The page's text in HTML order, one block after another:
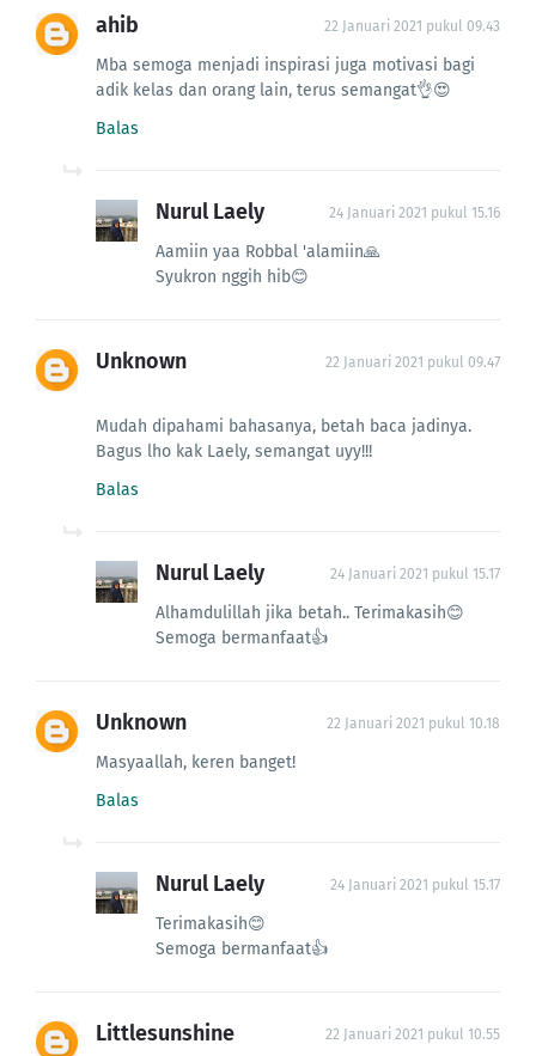
ahib 22 Januari 2021 pukul 09.43
Mba semoga menjadi inspirasi juga motivasi bagi
adik kelas dan orang lain, terus semangat👌😍
Balas
Nurul Laely 24 Januari 2021 pukul 15.16
Aamiin yaa Robbal 'alamiin🙏
Syukron nggih hib😊
Unknown 22 Januari 2021 pukul 09.47
Mudah dipahami bahasanya, betah baca jadinya.
Bagus lho kak Laely, semangat uyy!!!
Balas
Nurul Laely 24 Januari 2021 pukul 15.17
Alhamdulillah jika betah.. Terimakasih😊
Semoga bermanfaat👍
Unknown 22 Januari 2021 pukul 10.18
Masyaallah, keren banget!
Balas
Nurul Laely 24 Januari 2021 pukul 15.17
Terimakasih😊
Semoga bermanfaat👍
Littlesunshine 22 Januari 2021 pukul 10.55